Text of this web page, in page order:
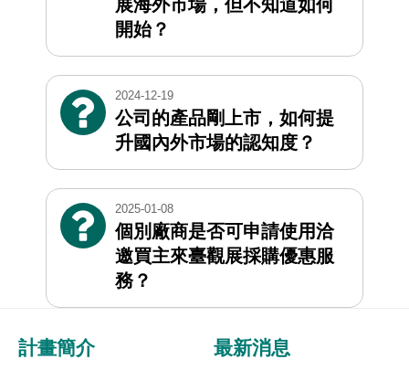
展海外市場，但不知道如何
開始？
2024-12-19
公司的產品剛上市，如何提
升國內外市場的認知度？
2025-01-08
個別廠商是否可申請使用洽
邀買主來臺觀展採購優惠服
務？
計畫簡介 最新消息